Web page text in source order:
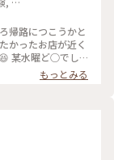
帰路につこうかと
かったお店が近く
ルームきくちさん
カ、ミックスの3
安✨✨ ジェラー
もっとみる